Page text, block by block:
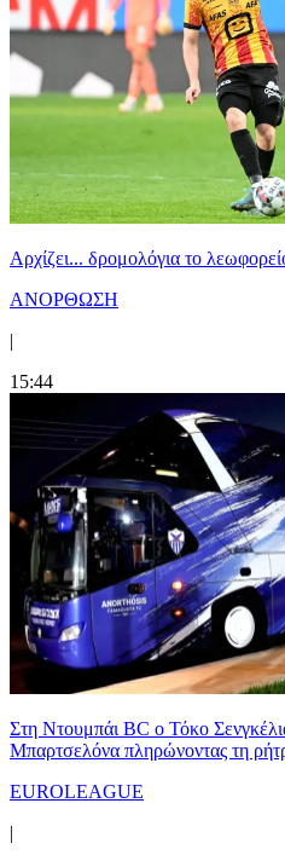
Αρχίζει... δρομολόγια το
ΑΝΟΡΘΩΣΗ
|
15:44
Στη Nτουμπάι BC ο Τόκο
Μπαρτσελόνα πληρώνοντας τη
EUROLEAGUE
|